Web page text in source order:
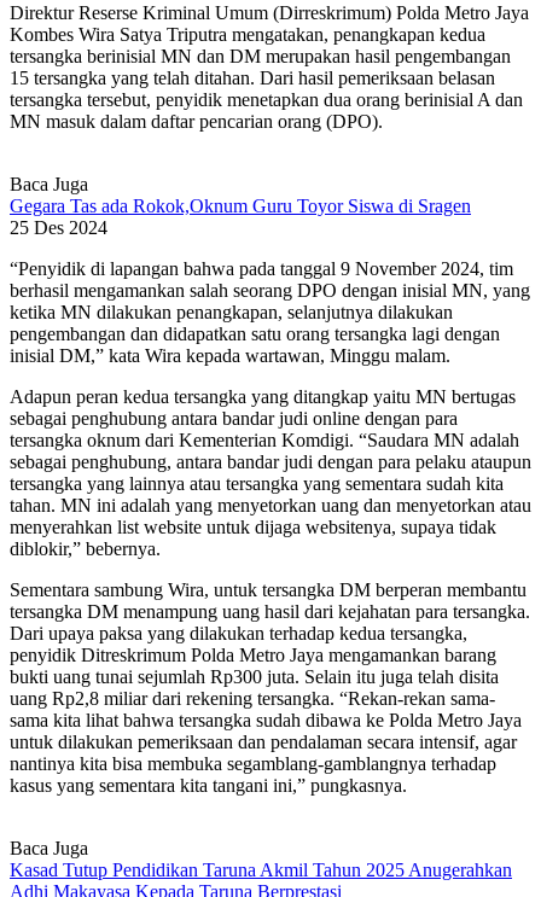
Direktur Reserse Kriminal Umum (Dirreskrimum) Polda Metro Jaya
Kombes Wira Satya Triputra mengatakan, penangkapan kedua
tersangka berinisial MN dan DM merupakan hasil pengembangan
15 tersangka yang telah ditahan. Dari hasil pemeriksaan belasan
tersangka tersebut, penyidik menetapkan dua orang berinisial A dan
MN masuk dalam daftar pencarian orang (DPO).
Baca Juga
Gegara Tas ada Rokok,Oknum Guru Toyor Siswa di Sragen
25 Des 2024
“Penyidik di lapangan bahwa pada tanggal 9 November 2024, tim
berhasil mengamankan salah seorang DPO dengan inisial MN, yang
ketika MN dilakukan penangkapan, selanjutnya dilakukan
pengembangan dan didapatkan satu orang tersangka lagi dengan
inisial DM,” kata Wira kepada wartawan, Minggu malam.
Adapun peran kedua tersangka yang ditangkap yaitu MN bertugas
sebagai penghubung antara bandar judi online dengan para
tersangka oknum dari Kementerian Komdigi. “Saudara MN adalah
sebagai penghubung, antara bandar judi dengan para pelaku ataupun
tersangka yang lainnya atau tersangka yang sementara sudah kita
tahan. MN ini adalah yang menyetorkan uang dan menyetorkan atau
menyerahkan list website untuk dijaga websitenya, supaya tidak
diblokir,” bebernya.
Sementara sambung Wira, untuk tersangka DM berperan membantu
tersangka DM menampung uang hasil dari kejahatan para tersangka.
Dari upaya paksa yang dilakukan terhadap kedua tersangka,
penyidik Ditreskrimum Polda Metro Jaya mengamankan barang
bukti uang tunai sejumlah Rp300 juta. Selain itu juga telah disita
uang Rp2,8 miliar dari rekening tersangka. “Rekan-rekan sama-
sama kita lihat bahwa tersangka sudah dibawa ke Polda Metro Jaya
untuk dilakukan pemeriksaan dan pendalaman secara intensif, agar
nantinya kita bisa membuka segamblang-gamblangnya terhadap
kasus yang sementara kita tangani ini,” pungkasnya.
Baca Juga
Kasad Tutup Pendidikan Taruna Akmil Tahun 2025 Anugerahkan
Adhi Makayasa Kepada Taruna Berprestasi